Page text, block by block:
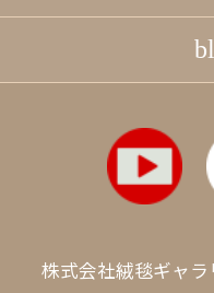
株式会社絨毯ギャ